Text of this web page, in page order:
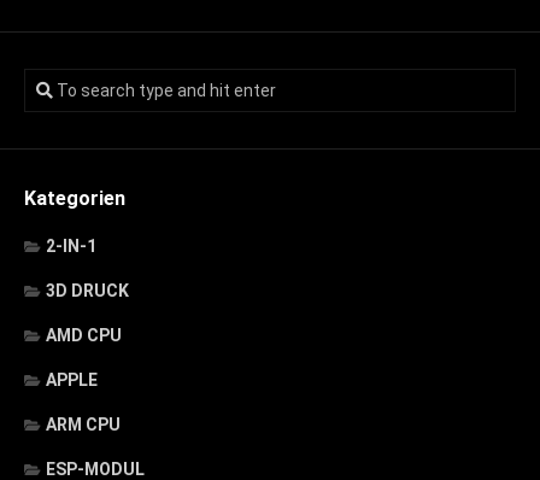
Kategorien
2-IN-1
3D DRUCK
AMD CPU
APPLE
ARM CPU
ESP-MODUL